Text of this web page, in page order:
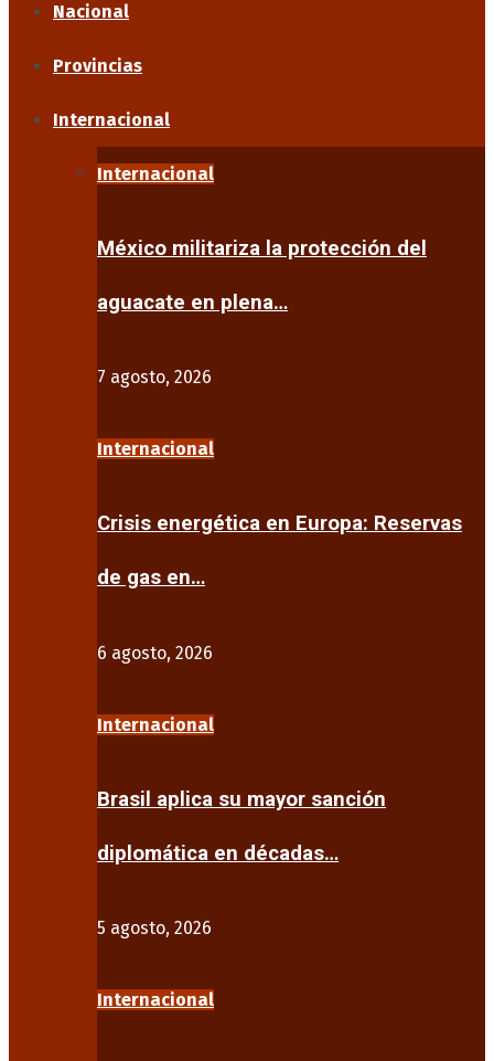
Nacional
Provincias
Internacional
Internacional
México militariza la protección del
aguacate en plena…
7 agosto, 2026
Internacional
Crisis energética en Europa: Reservas
de gas en…
6 agosto, 2026
Internacional
Brasil aplica su mayor sanción
diplomática en décadas…
5 agosto, 2026
Internacional